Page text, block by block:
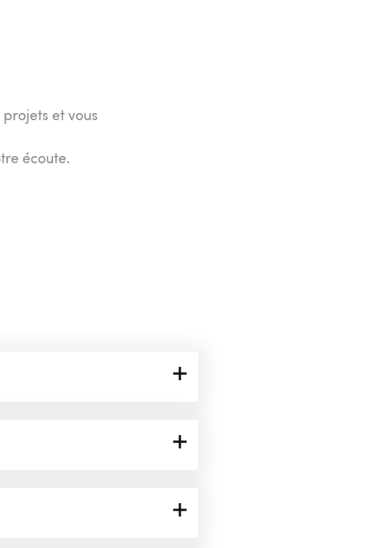
et vous
écoute.